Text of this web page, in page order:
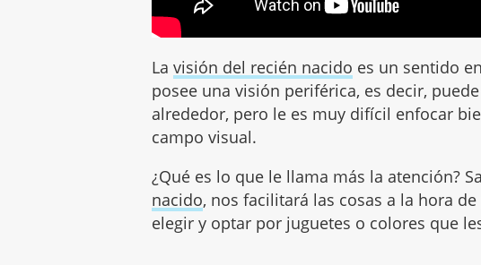
Lavisión del recién nacido es un sentido
posee una visión periférica, es decir,
alrededor, pero le es muy difícil enfocar
campo visual.
¿Qué es lo que le llama más la atención?
nacido, nos facilitará las cosas a la hora
elegir y optar por juguetes o colores que